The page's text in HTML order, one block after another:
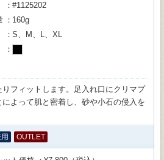
#1125202
160g
S、M、L、XL
フィットします。足入れ口にクリマプ
よって肌と密着し、砂や小石の侵入を
OUTLET